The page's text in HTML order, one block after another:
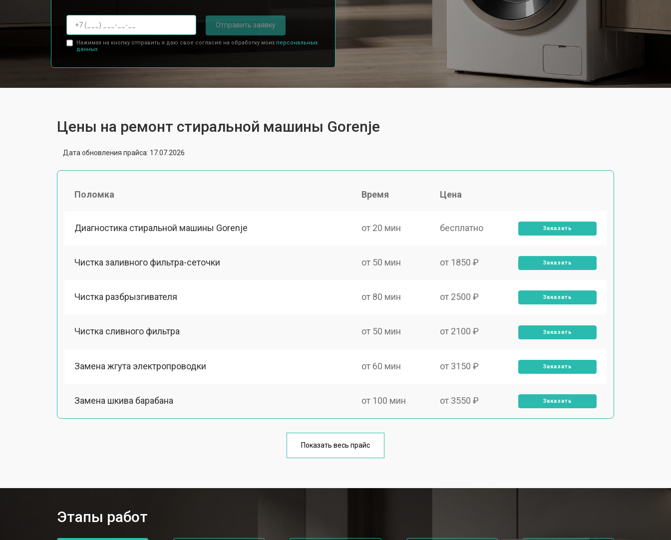
Отправить заявку
Нажимая на кнопку отправить я даю свое согласие на обработку моих персональных
данных.
Цены на ремонт стиральной машины Gorenje
Дата обновления прайса: 17.07.2026
Поломка Время Цена
Диагностика стиральной машины Gorenje от 20 мин бесплатно Заказать
Чистка заливного фильтра-сеточки от 50 мин от 1850 ₽ Заказать
Чистка разбрызгивателя от 80 мин от 2500 ₽ Заказать
Чистка сливного фильтра от 50 мин от 2100 ₽ Заказать
Замена жгута электропроводки от 60 мин от 3150 ₽ Заказать
Замена шкива барабана от 100 мин от 3550 ₽ Заказать
от 70 мин
Показать весь прайс
Этапы работ